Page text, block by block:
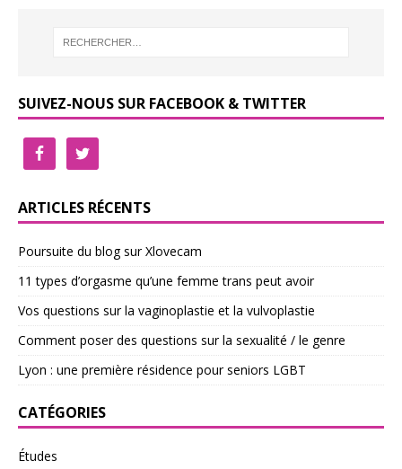
SUIVEZ-NOUS SUR FACEBOOK & TWITTER
ARTICLES RÉCENTS
Poursuite du blog sur Xlovecam
11 types d’orgasme qu’une femme trans peut avoir
Vos questions sur la vaginoplastie et la vulvoplastie
Comment poser des questions sur la sexualité / le genre
Lyon : une première résidence pour seniors LGBT
CATÉGORIES
Études